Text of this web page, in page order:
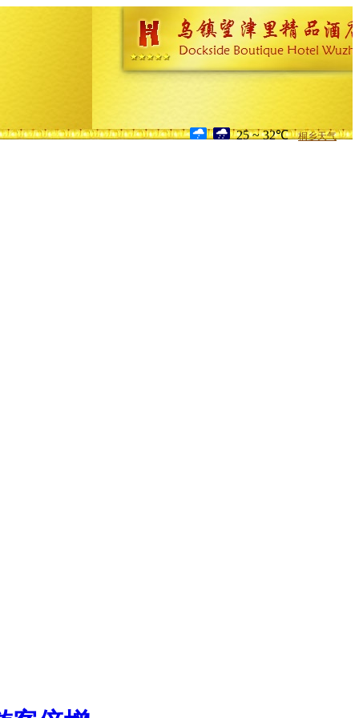
25 ~ 32℃ 桐乡天气